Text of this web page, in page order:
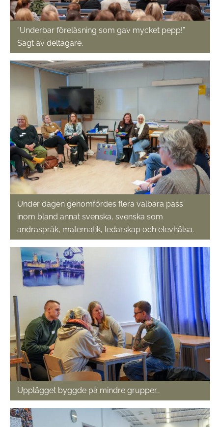
”Underbar föreläsning som gav mycket pepp!”
Sagt av deltagare.
Under dagen genomfördes flera valbara pass
inom bland annat svenska, svenska som
andraspråk, matematik, ledarskap och elevhälsa.
Upplägget byggde på mindre grupper…